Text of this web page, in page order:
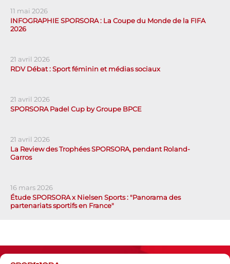
11 mai 2026
INFOGRAPHIE SPORSORA : La Coupe du Monde de la FIFA
2026
21 avril 2026
RDV Débat : Sport féminin et médias sociaux
21 avril 2026
SPORSORA Padel Cup by Groupe BPCE
21 avril 2026
La Review des Trophées SPORSORA, pendant Roland-
Garros
16 mars 2026
Étude SPORSORA x Nielsen Sports : "Panorama des
partenariats sportifs en France"